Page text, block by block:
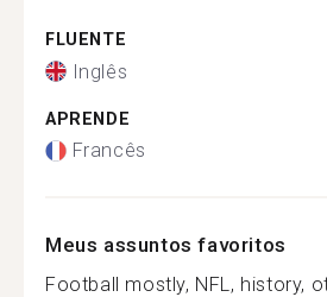
FLUENTE
Inglês
APRENDE
Francês
Meus assuntos favoritos
Football mostly, NFL, history,